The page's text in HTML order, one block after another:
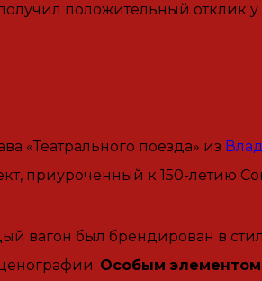
положительный отклик
«Театрального поезда» из
приуроченный к 150-летию
вагон был брендирован в
Особым элементом